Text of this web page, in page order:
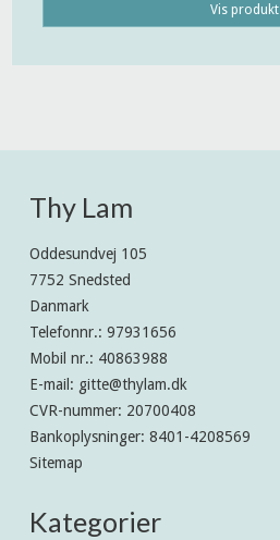
Vis produkt
Thy Lam
Oddesundvej 105
7752 Snedsted
Danmark
Telefonnr.: 97931656
Mobil nr.: 40863988
E-mail : gitte@thylam.dk
CVR-nummer: 20700408
Bankoplysninger: 8401-4208569
Sitemap
Kategorier